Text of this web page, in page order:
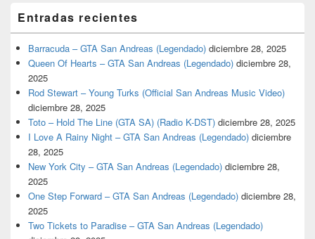
Entradas recientes
Barracuda – GTA San Andreas (Legendado) diciembre 28, 2025
Queen Of Hearts – GTA San Andreas (Legendado) diciembre 28,
2025
Rod Stewart – Young Turks (Official San Andreas Music Video)
diciembre 28, 2025
Toto – Hold The Line (GTA SA) (Radio K-DST) diciembre 28, 2025
I Love A Rainy Night – GTA San Andreas (Legendado) diciembre
28, 2025
New York City – GTA San Andreas (Legendado) diciembre 28,
2025
One Step Forward – GTA San Andreas (Legendado) diciembre 28,
2025
Two Tickets to Paradise – GTA San Andreas (Legendado)